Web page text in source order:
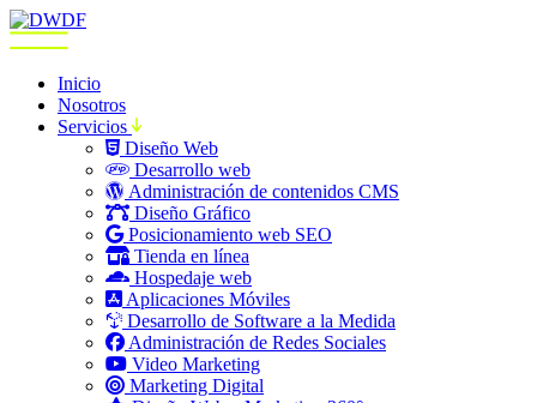
Inicio
Nosotros
Servicios
Diseño Web
Desarrollo web
Administración de contenidos CMS
Diseño Gráfico
Posicionamiento web SEO
Tienda en línea
Hospedaje web
Aplicaciones Móviles
Desarrollo de Software a la Medida
Administración de Redes Sociales
Video Marketing
Marketing Digital